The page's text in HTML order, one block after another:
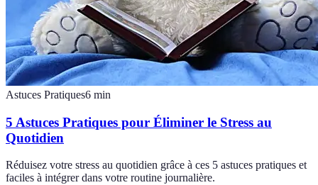
Astuces Pratiques6 min
5 Astuces Pratiques pour Éliminer le Stress au
Quotidien
Réduisez votre stress au quotidien grâce à ces 5 astuces pratiques et
faciles à intégrer dans votre routine journalière.